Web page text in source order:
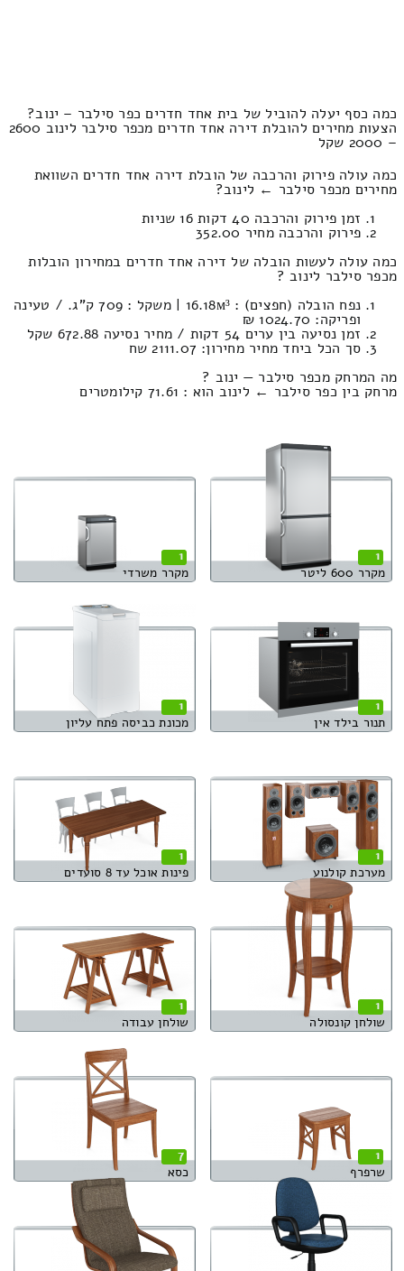
כמה כסף יעלה להוביל של בית אחד חדרים כפר סילבר – ינוב?
הצעות מחירים להובלת דירה אחד חדרים מכפר סילבר לינוב 2600
– 2000 שקל
כמה עולה פירוק והרכבה של הובלת דירה אחד חדרים השוואת
מחירים מכפר סילבר ← לינוב?
זמן פירוק והרכבה 40 דקות 16 שניות
פירוק והרכבה מחיר 352.00
כמה עולה לעשות הובלה של דירה אחד חדרים במחירון הובלות
מכפר סילבר לינוב ?
נפח הובלה (חפצים) : 16.18м³ | משקל : 709 ק”ג. / טעינה
ופריקה: 1024.70 ₪
זמן נסיעה בין ערים 54 דקות / מחיר נסיעה 672.88 שקל
סך הכל ביחד מחיר מחירון: 2111.07 שח
מה המרחק מכפר סילבר — ינוב ?
מרחק בין כפר סילבר ← לינוב הוא : 71.61 קילומטרים
1
מקרר 600 ליטר
1
מקרר משרדי
1
תנור בילד אין
1
מכונת כביסה פתח עליון
1
מערכת קולנוע
1
פינות אוכל עד 8 סועדים
1
שולחן קונסולה
1
שולחן עבודה
1
שרפרף
7
כסא